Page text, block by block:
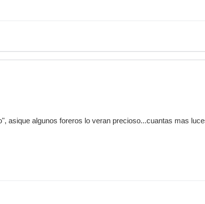
asique algunos foreros lo veran precioso...cuantas mas